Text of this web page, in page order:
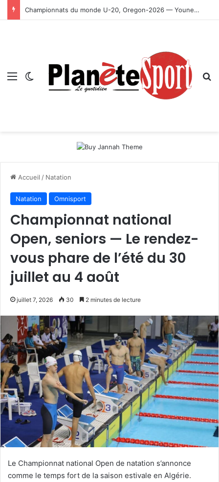
Championnats du monde U-20, Oregon-2026 — Younes Ayachi décroche la médaille d’or
Menu Switch skin
Accueil / Natation
Natation Omnisport
Championnat national
Open, seniors — Le rendez-
vous phare de l’été du 30
juillet au 4 août
juillet 7, 2026 30 2 minutes de lecture
Le Championnat national Open de natation s’annonce
comme le temps fort de la saison estivale en Algérie.